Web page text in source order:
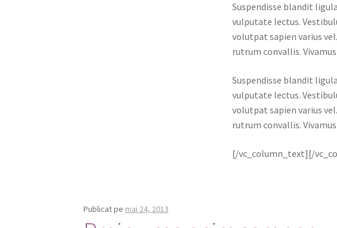
Suspendisse blandit
vulputate lectus.
volutpat sapien varius
rutrum convallis.
Suspendisse blandit
vulputate lectus.
volutpat sapien varius
rutrum convallis.
[/vc_column_text][/
Publicat pe mai 24, 2013